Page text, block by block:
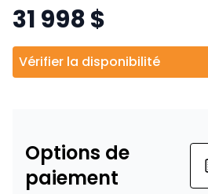
31 998$
Vérifier la disponibilité
Options de
paiement